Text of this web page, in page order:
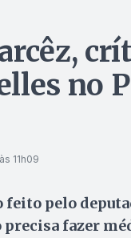
no
11h09
feito pelo
precisa fazer